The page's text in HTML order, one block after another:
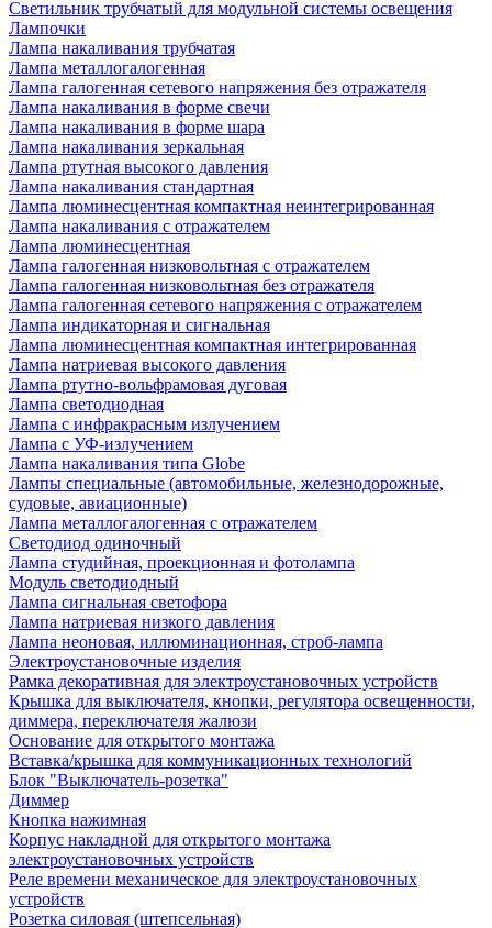
Светильник трубчатый для модульной системы освещения
Лампочки
Лампа накаливания трубчатая
Лампа металлогалогенная
Лампа галогенная сетевого напряжения без отражателя
Лампа накаливания в форме свечи
Лампа накаливания в форме шара
Лампа накаливания зеркальная
Лампа ртутная высокого давления
Лампа накаливания стандартная
Лампа люминесцентная компактная неинтегрированная
Лампа накаливания с отражателем
Лампа люминесцентная
Лампа галогенная низковольтная с отражателем
Лампа галогенная низковольтная без отражателя
Лампа галогенная сетевого напряжения с отражателем
Лампа индикаторная и сигнальная
Лампа люминесцентная компактная интегрированная
Лампа натриевая высокого давления
Лампа ртутно-вольфрамовая дуговая
Лампа светодиодная
Лампа с инфракрасным излучением
Лампа с УФ-излучением
Лампа накаливания типа Globe
Лампы специальные (автомобильные, железнодорожные,
судовые, авиационные)
Лампа металлогалогенная с отражателем
Светодиод одиночный
Лампа студийная, проекционная и фотолампа
Модуль светодиодный
Лампа сигнальная светофора
Лампа натриевая низкого давления
Лампа неоновая, иллюминационная, строб-лампа
Электроустановочные изделия
Рамка декоративная для электроустановочных устройств
Крышка для выключателя, кнопки, регулятора освещенности,
диммера, переключателя жалюзи
Основание для открытого монтажа
Вставка/крышка для коммуникационных технологий
Блок "Выключатель-розетка"
Диммер
Кнопка нажимная
Корпус накладной для открытого монтажа
электроустановочных устройств
Реле времени механическое для электроустановочных
устройств
Розетка силовая (штепсельная)